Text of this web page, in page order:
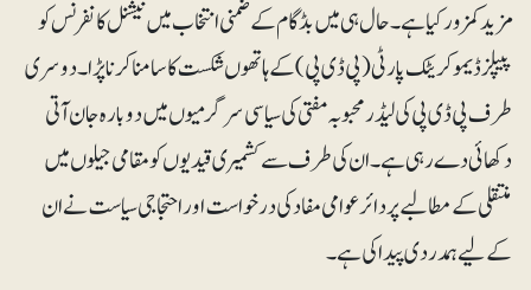
مزید کمزور کیا ہے۔حال ہی میں بڈگام کے ضمنی انتخاب میں نیشنل کانفرنس کو
پیپلز ڈیموکریٹک پارٹی (پی ڈی پی)کے ہاتھوں شکست کا سامنا کرنا پڑا۔ دوسری
طرف پی ڈی پی کی لیڈر محبوبہ مفتی کی سیاسی سرگرمیوں میں دوبارہ جان آتی
دکھائی دے رہی ہے۔ ان کی طرف سے کشمیری قیدیوں کو مقامی جیلوں میں
منتقلی کے مطالبے پر دائر عوامی مفاد کی درخواست اور احتجاجی سیاست نے ان
کے لیے ہمدردی پیدا کی ہے۔